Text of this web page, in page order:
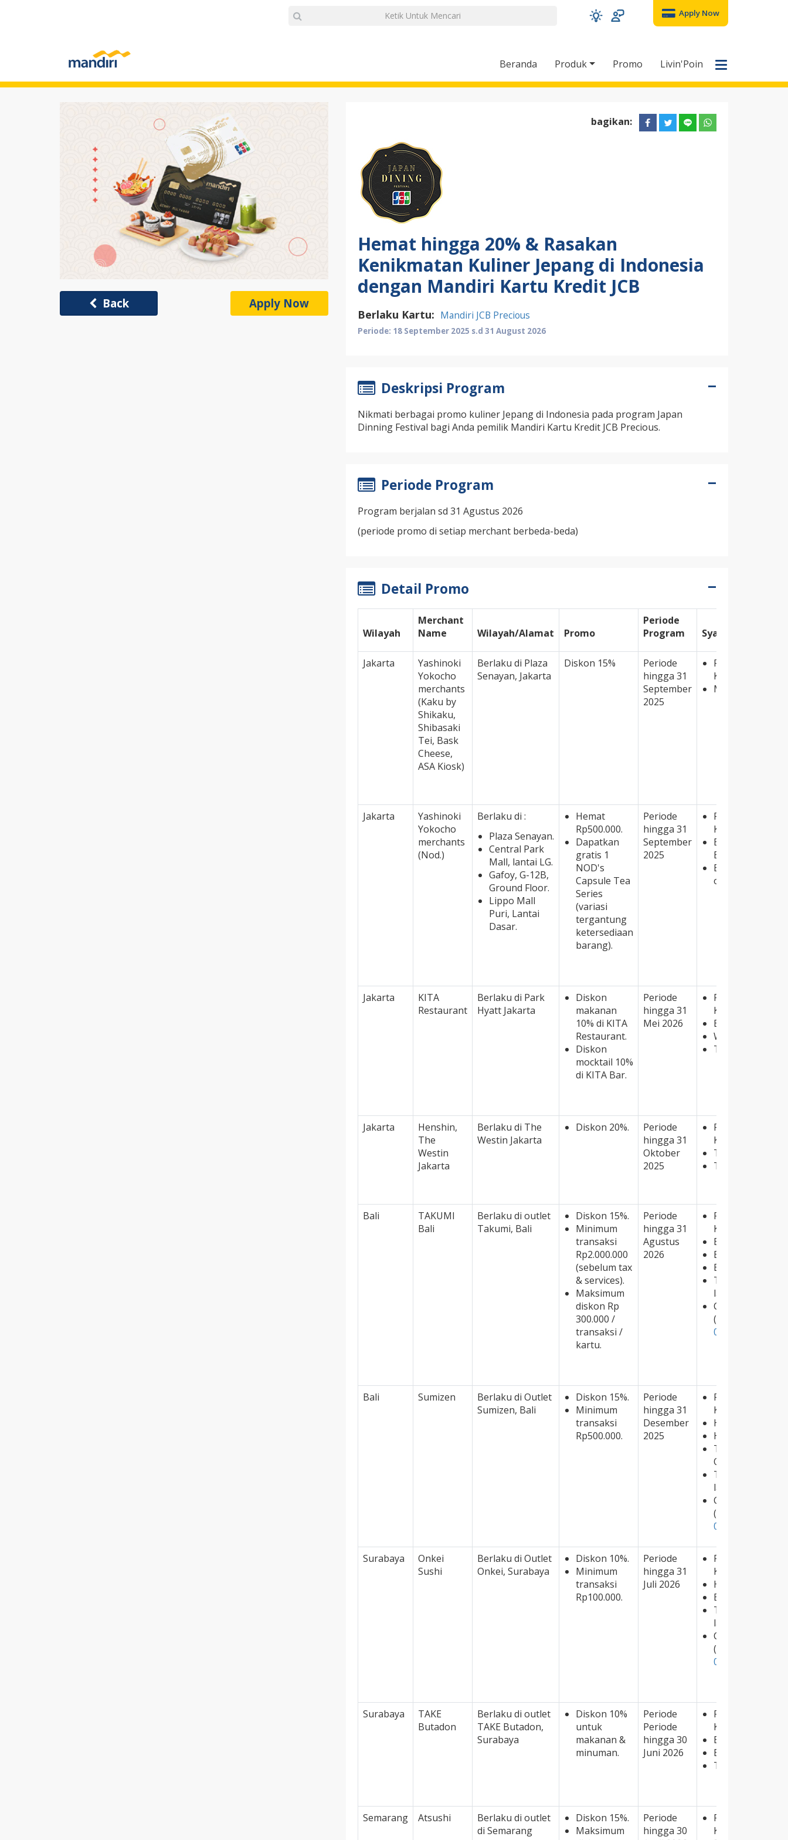
Apply Now
Beranda Produk Promo Livin'Poin
Back Apply Now
bagikan:
Hemat hingga 20% & Rasakan
Kenikmatan Kuliner Jepang di Indonesia
dengan Mandiri Kartu Kredit JCB
Berlaku Kartu: Mandiri JCB Precious
Periode: 18 September 2025 s.d 31 August 2026
Deskripsi Program
Nikmati berbagai promo kuliner Jepang di Indonesia pada program Japan
Dinning Festival bagi Anda pemilik Mandiri Kartu Kredit JCB Precious.
Periode Program
Program berjalan sd 31 Agustus 2026
(periode promo di setiap merchant berbeda-beda)
Detail Promo
Wilayah
Merchant
Name
Wilayah/Alamat Promo
Periode
Program
Syarat &
Jakarta
Yashinoki
Yokocho
merchants
(Kaku by
Shikaku,
Shibasaki
Tei, Bask
Cheese,
ASA Kiosk)
Berlaku di Plaza
Senayan, Jakarta
Diskon 15%
Periode
hingga 31
September
2025
Promo berlaku
Kredit JCB.
Minimum
Jakarta
Yashinoki
Yokocho
merchants
(Nod.)
Berlaku di :
Plaza Senayan.
Central Park
Mall, lantai LG.
Gafoy, G-12B,
Ground Floor.
Lippo Mall
Puri, Lantai
Dasar.
Hemat
Rp500.000.
Dapatkan
gratis 1
NOD's
Capsule Tea
Series
(variasi
tergantung
ketersediaan
barang).
Periode
hingga 31
September
2025
Promo berlaku
Kredit JCB.
Berlaku untuk
Beverage
Berlaku 1
outlet NOD.
Jakarta
KITA
Restaurant
Berlaku di Park
Hyatt Jakarta
Diskon
makanan
10% di KITA
Restaurant.
Diskon
mocktail 10%
di KITA Bar.
Periode
hingga 31
Mei 2026
Promo berlaku
Kredit JCB.
Berlaku dine-in.
Wajib reservasi
Tidak dapat
Jakarta
Henshin,
The
Westin
Jakarta
Berlaku di The
Westin Jakarta
Diskon 20%.
Periode
hingga 31
Oktober
2025
Promo berlaku
Kredit JCB.
Tidak termasuk
Tidak dapat
Bali
TAKUMI
Bali
Berlaku di outlet
Takumi, Bali
Diskon 15%.
Minimum
transaksi
Rp2.000.000
(sebelum tax
& services).
Maksimum
diskon Rp
300.000 /
transaksi /
kartu.
Periode
hingga 31
Agustus
2026
Promo berlaku
Kredit JCB.
Berlaku untuk
Berlaku untuk
Berlaku untuk
Tidak dapat
lainnya.
Cek promonya
(
00044327-07/
Bali Sumizen
Berlaku di Outlet
Sumizen, Bali
Diskon 15%.
Minimum
transaksi
Rp500.000.
Periode
hingga 31
Desember
2025
Promo berlaku
Kredit JCB.
Hanya berlaku
Hanya berlaku
Tidak berlaku
Omakase.
Tidak dapat
lainnya.
Cek promonya
(
00042595-07/
Surabaya
Onkei
Sushi
Berlaku di Outlet
Onkei, Surabaya
Diskon 10%.
Minimum
transaksi
Rp100.000.
Periode
hingga 31
Juli 2026
Promo berlaku
Kredit JCB.
Hanya berlaku
Berlaku untuk
Tidak dapat
lainnya.
Cek promonya
(
00044204-07/
Surabaya
TAKE
Butadon
Berlaku di outlet
TAKE Butadon,
Surabaya
Diskon 10%
untuk
makanan &
minuman.
Periode
Periode
hingga 30
Juni 2026
Promo berlaku
Kredit JCB.
Berlaku untuk
Berlaku untuk
Tidak dapat
Semarang Atsushi
Berlaku di outlet
di Semarang
Diskon 15%.
Maksimum
Periode
hingga 30
Promo berlaku
Kredit JCB.